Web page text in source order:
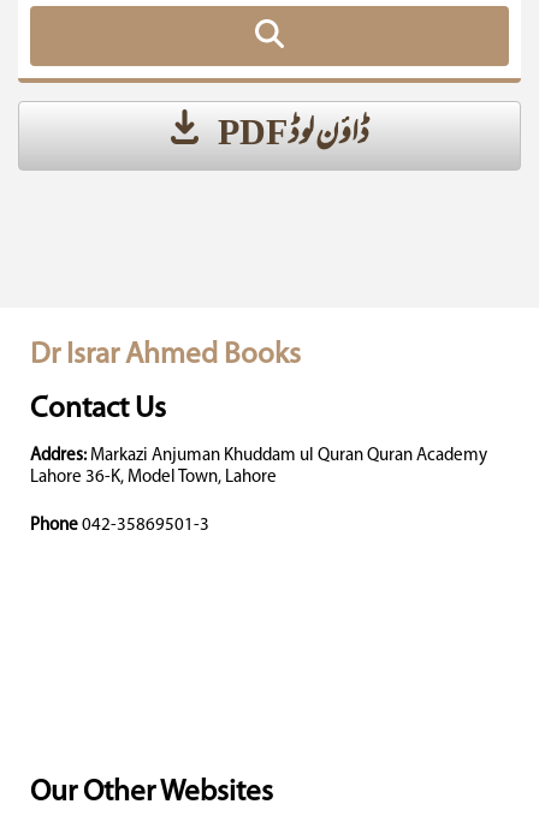
ڈاؤن لوڈ PDF
Dr Israr Ahmed Books
Contact Us
Addres: Markazi Anjuman Khuddam ul Quran Quran Academy
Lahore 36-K, Model Town, Lahore
Phone 042-35869501-3
Our Other Websites